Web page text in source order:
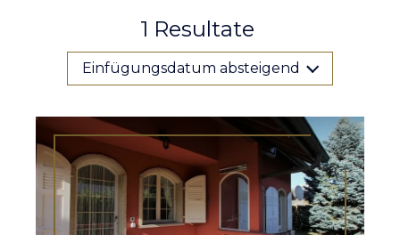
1 Resultate
Einfügungsdatum absteigend